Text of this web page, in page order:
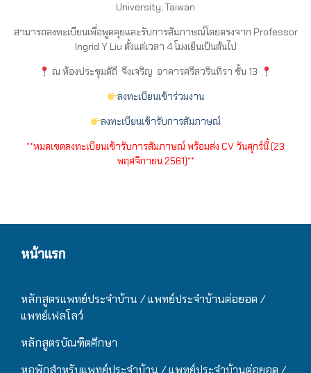
University, Taiwan
สามารถลงทะเบียนเพื่อพูดคุยและรับการสัมภาษณ์โดยตรงจาก Professor
Ingrid Y Liu ตั้งแต่เวลา 4 โมงเย็นเป็นต้นไป
ณ ห้องประชุมดิถี จึงเจริญ อาคารศรีสวรินทิรา ชั้น 13
ลงทะเบียนเข้าร่วมงาน
ลงทะเบียนเข้ารับการสัมภาษณ์
**หมดเขตลงทะเบียนเข้ารับการสัมภาษณ์ พร้อมส่ง CV วันศุกร์นี้ (23
พฤศจิกายน 2561)**
หน้าแรก
หลักสูตรแพทย์ประจำบ้าน / แพทย์ประจำบ้านต่อยอด /
แพทย์เฟลโลว์
หลักสูตรบัณฑิตศึกษา